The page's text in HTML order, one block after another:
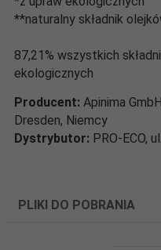
**naturalny składnik
87,21% wszystkich
ekologicznych
Producent: Apinima
Dresden, Niemcy
Dystrybutor: PRO-ECO,
PLIKI DO POBRANIA